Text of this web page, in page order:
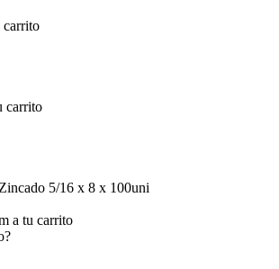
carrito
carrito
a tu carrito